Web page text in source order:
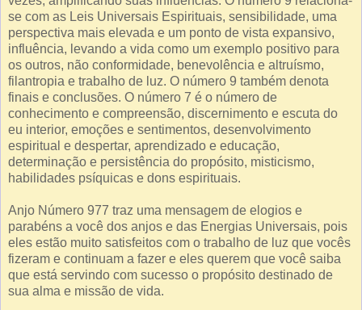
se com as Leis Universais Espirituais, sensibilidade, uma
perspectiva mais elevada e um ponto de vista expansivo,
influência, levando a vida como um exemplo positivo para
os outros, não conformidade, benevolência e altruísmo,
filantropia e trabalho de luz. O número 9 também denota
finais e conclusões. O número 7 é o número de
conhecimento e compreensão, discernimento e escuta do
eu interior, emoções e sentimentos, desenvolvimento
espiritual e despertar, aprendizado e educação,
determinação e persistência do propósito, misticismo,
habilidades psíquicas e dons espirituais.
Anjo Número 977 traz uma mensagem de elogios e
parabéns a você dos anjos e das Energias Universais, pois
eles estão muito satisfeitos com o trabalho de luz que vocês
fizeram e continuam a fazer e eles querem que você saiba
que está servindo com sucesso o propósito destinado de
sua alma e missão de vida.